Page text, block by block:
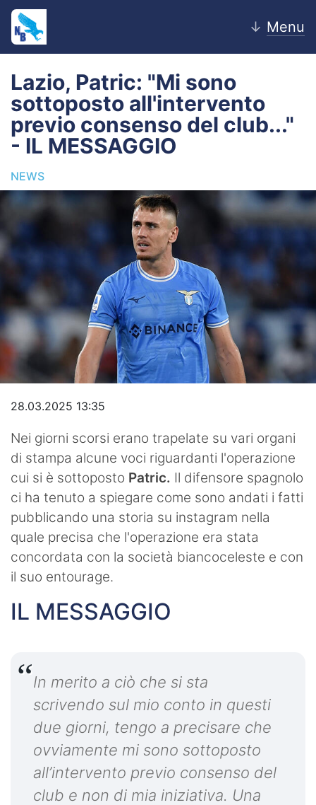
↓ Menu
Home
News
Editoriale
Pagelle
Settore Giovanile
Lazio Women
Calciomercato
Video
Lazio, Patric: "Mi sono
sottoposto all'intervento
previo consenso del club..."
- IL MESSAGGIO
NEWS
28.03.2025 13:35
Nei giorni scorsi erano trapelate su vari organi
di stampa alcune voci riguardanti l'operazione
cui si è sottoposto Patric. Il difensore spagnolo
ci ha tenuto a spiegare come sono andati i fatti
pubblicando una storia su instagram nella
quale precisa che l'operazione era stata
concordata con la società biancoceleste e con
il suo entourage.
IL MESSAGGIO
In merito a ciò che si sta
scrivendo sul mio conto in questi
due giorni, tengo a precisare che
ovviamente mi sono sottoposto
all’intervento previo consenso del
club e non di mia iniziativa. Una